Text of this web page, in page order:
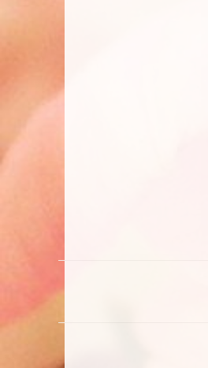
Inläggsnavigering